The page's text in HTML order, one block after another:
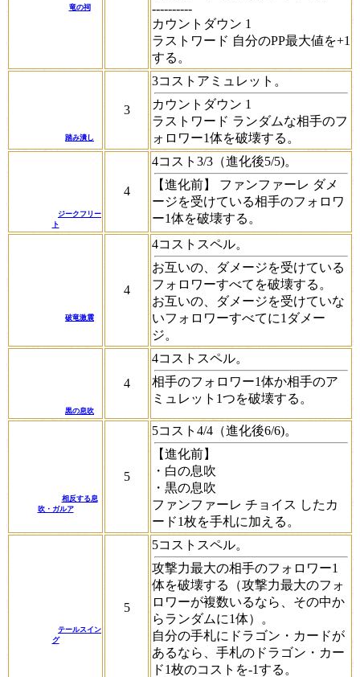
竜の祠
----------
カウントダウン 1
ラストワード 自分のPP最大値を+1
する。
踏み潰し
3
3コストアミュレット。
カウントダウン 1
ラストワード ランダムな相手のフ
ォロワー1体を破壊する。
ジークフリー
ト
4
4コスト3/3（進化後5/5)。
【進化前】 ファンファーレ ダメ
ージを受けている相手のフォロワ
ー1体を破壊する。
破竜激震
4
4コストスペル。
お互いの、ダメージを受けている
フォロワーすべてを破壊する。
お互いの、ダメージを受けていな
いフォロワーすべてに1ダメー
ジ。
黒の息吹
4
4コストスペル。
相手のフォロワー1体か相手のア
ミュレット1つを破壊する。
相反する息
吹・ガルア
5
5コスト4/4（進化後6/6)。
【進化前】
・白の息吹
・黒の息吹
ファンファーレ チョイス したカ
ード1枚を手札に加える。
テールスイン
グ
5
5コストスペル。
攻撃力最大の相手のフォロワー1
体を破壊する（攻撃力最大のフォ
ロワーが複数いるなら、その中か
らランダムに1体）。
自分の手札にドラゴン・カードが
あるなら、手札のドラゴン・カー
ド1枚のコストを-1する。